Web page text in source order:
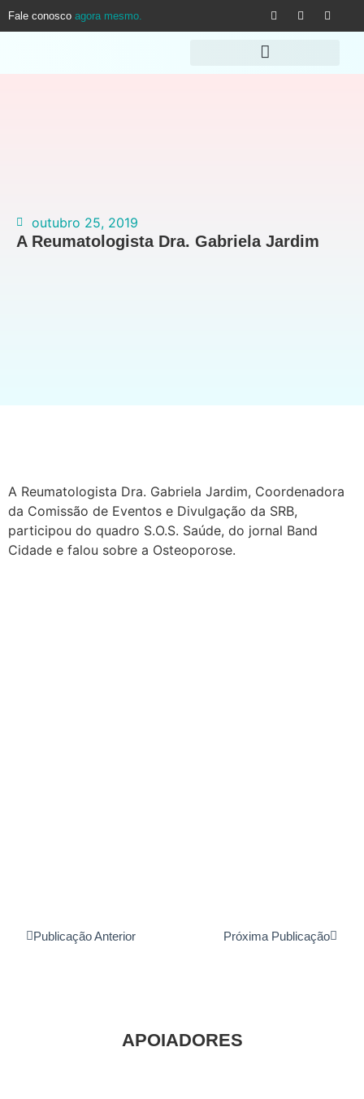
Fale conosco agora mesmo.
outubro 25, 2019
A Reumatologista Dra. Gabriela Jardim
A Reumatologista Dra. Gabriela Jardim, Coordenadora
da Comissão de Eventos e Divulgação da SRB,
participou do quadro S.O.S. Saúde, do jornal Band
Cidade e falou sobre a Osteoporose.
Publicação Anterior Próxima Publicação
APOIADORES